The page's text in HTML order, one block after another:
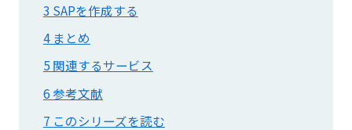
3 SAPを作成する
4 まとめ
5 関連するサービス
6 参考文献
7 このシリーズを読む